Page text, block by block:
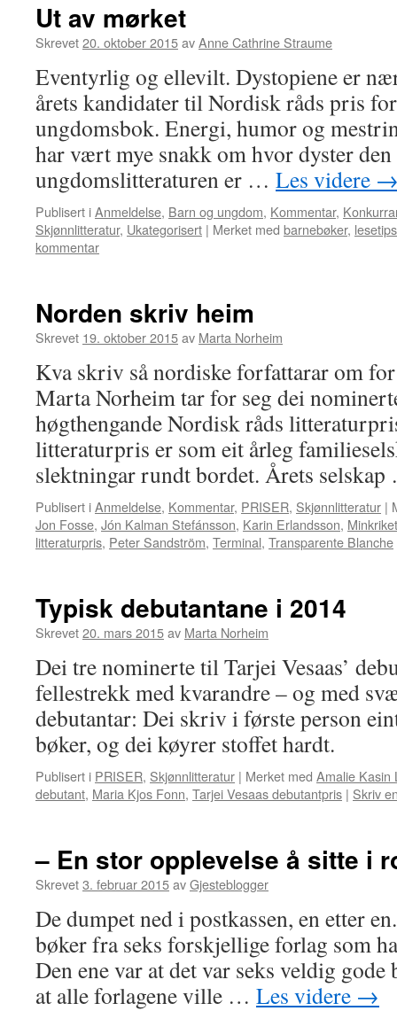
Ut av mørket
Skrevet20. oktober 2015avAnne Cathrine Straume
Eventyrlig og ellevilt. Dystopiene er
årets kandidater til Nordisk råds pris
ungdomsbok. Energi, humor og
har vært mye snakk om hvor dyster
ungdomslitteraturen er … Les videre
Publisert iAnmeldelse, Barn og ungdom, Kommentar,
Skjønnlitteratur, Ukategorisert | Merket med barnebøker, lesetips
kommentar
Norden skriv heim
Skrevet 19. oktober 2015av Marta Norheim
Kva skriv så nordiske forfattarar om
Marta Norheim tar for seg dei
høgthengande Nordisk råds
litteraturpris er som eit årleg
slektningar rundt bordet. Årets
Publisert iAnmeldelse, Kommentar, PRISER, Skjønnlitteratur |
Jon Fosse, Jón Kalman Stefánsson, Karin Erlandsson, Minkriket
litteraturpris, Peter Sandström, Terminal, Transparente Blanche
Typisk debutantane i 2014
Skrevet20. mars 2015av Marta Norheim
Dei tre nominerte til Tarjei Vesaas’
fellestrekk med kvarandre – og med
debutantar: Dei skriv i første person
bøker, og dei køyrer stoffet hardt.
Publisert i PRISER, Skjønnlitteratur | Merket med Amalie Kasin
debutant, Maria Kjos Fonn, Tarjei Vesaas debutantpris | Skriv
– En stor opplevelse å sitte i
Skrevet3. februar 2015avGjesteblogger
De dumpet ned i postkassen, en etter
bøker fra seks forskjellige forlag som
Den ene var at det var seks veldig gode
at alle forlagene ville … Les videre →